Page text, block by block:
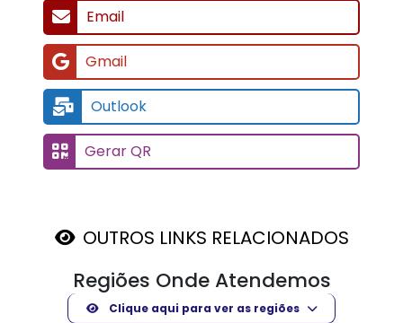
Email
Gmail
Outlook
Gerar QR
OUTROS LINKS RELACIONADOS
Regiões Onde Atendemos
Clique aqui para ver as regiões